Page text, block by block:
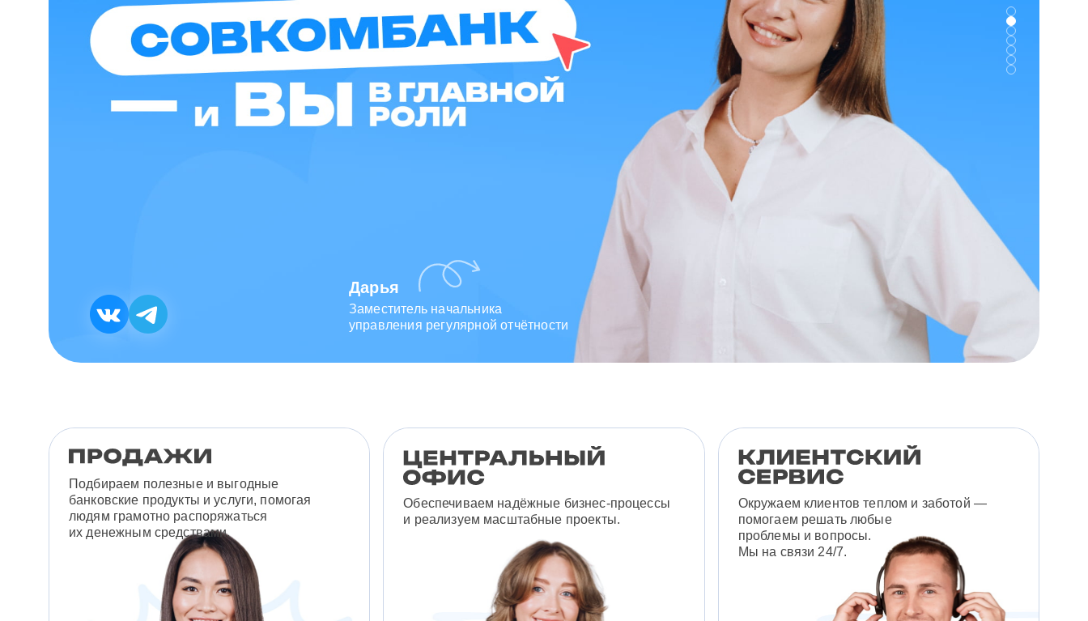
Дарья
Заместитель начальника
управления регулярной отчётности
Подбираем полезные и выгодные
банковские продукты и услуги, помогая
людям грамотно распоряжаться
их денежным средствами.
Обеспечиваем надёжные бизнес-процессы
и реализуем масштабные проекты.
Окружаем клиентов теплом и заботой —
помогаем решать любые
проблемы и вопросы.
Мы на связи 24/7.